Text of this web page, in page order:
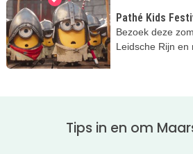
Pathé Kids
Bezoek deze
Leidsche Rijn en
Tips in en om